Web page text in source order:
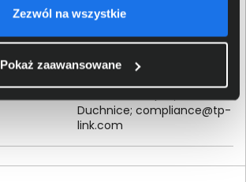
Zezwól na wszystkie
Pokaż zaawansowane
Ożarowska 40/42, 05-850
Duchnice;
link.com
Duchnice; compliance@tp-
link.com